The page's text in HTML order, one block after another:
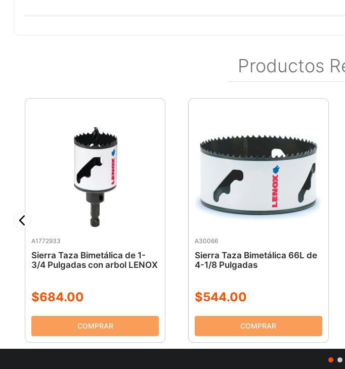
Productos
A1772933
Sierra Taza Bimetálica de 1-
3/4 Pulgadas con arbol LENOX
$684.00
A30066
Sierra Taza Bimetálica 66L de
4-1/8 Pulgadas
$544.00